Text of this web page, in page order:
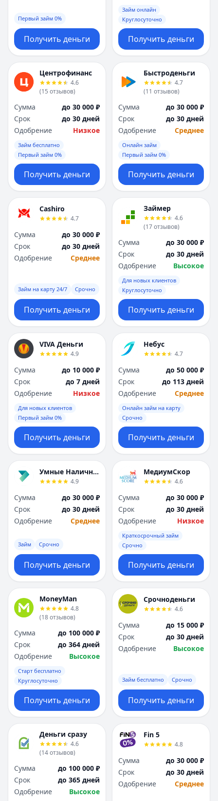
Первый займ 0%
Получить деньги
Займ онлайн
Круглосуточно
Получить деньги
Центрофинанс
4.6
(15 отзывов)
Сумма
до 30 000 ₽
Срок
до 30 дней
Одобрение
Низкое
Займ бесплатно
Первый займ 0%
Получить деньги
Быстроденьги
4.7
(11 отзывов)
Сумма
до 30 000 ₽
Срок
до 30 дней
Одобрение
Среднее
Онлайн займ
Первый займ 0%
Получить деньги
Cashiro
4.7
Сумма
до 30 000 ₽
Срок
до 30 дней
Одобрение
Среднее
Займ на карту 24/7 Срочно
Получить деньги
Займер
4.6
(17отзывов)
Сумма
до 30 000 ₽
Срок
до 30 дней
Одобрение
Высокое
Для новых клиентов
Круглосуточно
Получить деньги
VIVA Деньги
4.9
Сумма
до 10 000 ₽
Срок
до 7 дней
Одобрение
Низкое
Для новых клиентов
Первый займ 0%
Получить деньги
Небус
4.7
Сумма
до 50 000 ₽
Срок
до 113 дней
Одобрение
Среднее
Онлайн займ на карту
Срочно
Получить деньги
Умные Наличные
4.9
Сумма
до 30 000 ₽
Срок
до 30 дней
Одобрение
Среднее
Займ Срочно
Получить деньги
МедиумСкор
4.6
Сумма
до 30 000 ₽
Срок
до 30 дней
Одобрение
Низкое
Краткосрочный займ
Срочно
Получить деньги
MoneyMan
4.8
(18отзывов)
Сумма
до 100 000 ₽
Срок
до 364 дней
Одобрение
Высокое
Старт бесплатно
Круглосуточно
Получить деньги
Срочноденьги
4.6
Сумма
до 15 000 ₽
Срок
до 30 дней
Одобрение
Высокое
Займ бесплатно Срочно
Получить деньги
Деньги сразу
4.6
(14отзывов)
Сумма
до 100 000 ₽
Срок
до 365 дней
Одобрение
Высокое
Fin 5
4.8
Сумма
до 30 000 ₽
Срок
до 30 дней
Одобрение
Среднее